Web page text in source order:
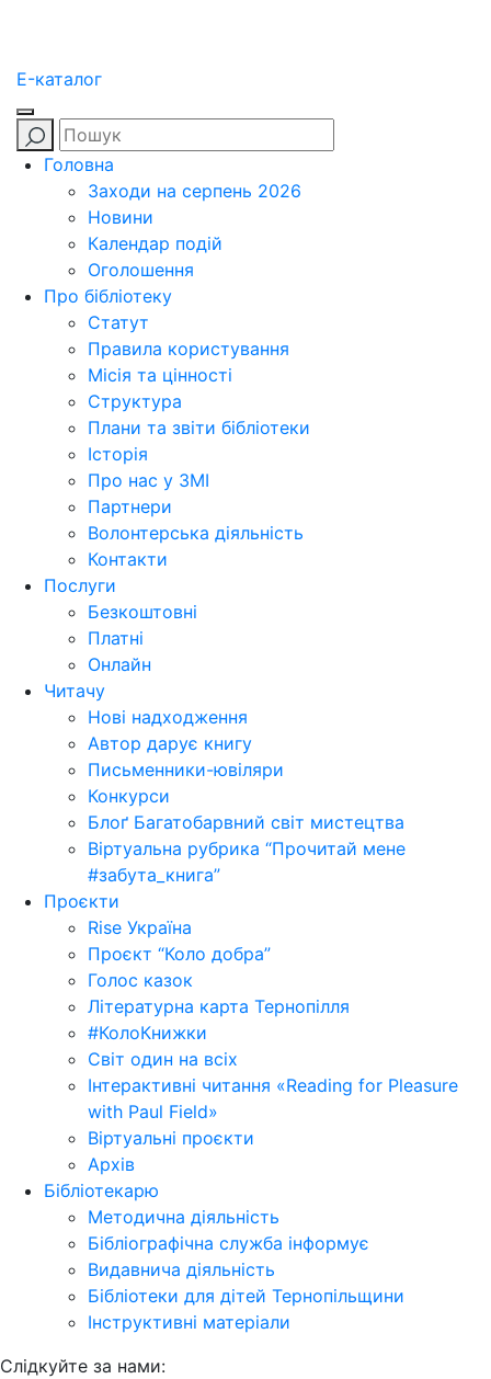
E-каталог
Головна
Заходи на серпень 2026
Новини
Календар подій
Оголошення
Про бібліотеку
Статут
Правила користування
Місія та цінності
Структура
Плани та звіти бібліотеки
Історія
Про нас у ЗМІ
Партнери
Волонтерська діяльність
Контакти
Послуги
Безкоштовні
Платні
Онлайн
Читачу
Нові надходження
Автор дарує книгу
Письменники-ювіляри
Конкурси
Блоґ Багатобарвний світ мистецтва
Віртуальна рубрика “Прочитай мене
#забута_книга”
Проєкти
Rise Україна
Проєкт “Коло добра”
Голос казок
Літературна карта Тернопілля
#КолоКнижки
Світ один на всіх
Інтерактивні читання «Reading for Pleasure
with Paul Field»
Віртуальні проєкти
Архів
Бібліотекарю
Методична діяльність
Бібліографічна служба інформує
Видавнича діяльність
Бібліотеки для дітей Тернопільщини
Інструктивні матеріали
Cлідкуйте за нами: